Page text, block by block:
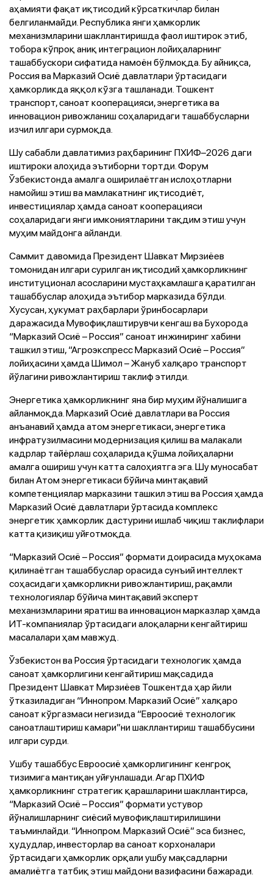
аҳамияти фақат иқтисодий кўрсаткичлар билан
белгиланмайди. Республика янги ҳамкорлик
механизмларини шакллантиришда фаол иштирок этиб,
тобора кўпроқ аниқ интеграцион лойиҳаларнинг
ташаббускори сифатида намоён бўлмоқда. Бу айниқса,
Россия ва Марказий Осиё давлатлари ўртасидаги
ҳамкорликда яққол кўзга ташланади. Тошкент
транспорт, саноат кооперацияси, энергетика ва
инновацион ривожланиш соҳаларидаги ташаббусларни
изчил илгари сурмоқда.
Шу сабабли давлатимиз раҳбарининг ПХИФ–2026 даги
иштироки алоҳида эътиборни тортди. Форум
Ўзбекистонда амалга оширилаётган ислоҳотларни
намойиш этиш ва мамлакатнинг иқтисодиёт,
инвестициялар ҳамда саноат кооперацияси
соҳаларидаги янги имкониятларини тақдим этиш учун
муҳим майдонга айланди.
Саммит давомида Президент Шавкат Мирзиёев
томонидан илгари сурилган иқтисодий ҳамкорликнинг
институционал асосларини мустаҳкамлашга қаратилган
ташаббуслар алоҳида эътибор марказида бўлди.
Хусусан, ҳукумат раҳбарлари ўринбосарлари
даражасида Мувофиқлаштирувчи кенгаш ва Бухорода
“Марказий Осиё – Россия” саноат инжиниринг хабини
ташкил этиш, “Агроэкспресс Марказий Осиё – Россия”
лойиҳасини ҳамда Шимол – Жануб халқаро транспорт
йўлагини ривожлантириш таклиф этилди.
Энергетика ҳамкорликнинг яна бир муҳим йўналишига
айланмоқда. Марказий Осиё давлатлари ва Россия
анъанавий ҳамда атом энергетикаси, энергетика
инфратузилмасини модернизация қилиш ва малакали
кадрлар тайёрлаш соҳаларида қўшма лойиҳаларни
амалга ошириш учун катта салоҳиятга эга. Шу муносабат
билан Атом энергетикаси бўйича минтақавий
компетенциялар марказини ташкил этиш ва Россия ҳамда
Марказий Осиё давлатлари ўртасида комплекс
энергетик ҳамкорлик дастурини ишлаб чиқиш таклифлари
катта қизиқиш уйғотмоқда.
“Марказий Осиё – Россия” формати доирасида муҳокама
қилинаётган ташаббуслар орасида сунъий интеллект
соҳасидаги ҳамкорликни ривожлантириш, рақамли
технологиялар бўйича минтақавий эксперт
механизмларини яратиш ва инновацион марказлар ҳамда
ИТ-компаниялар ўртасидаги алоқаларни кенгайтириш
масалалари ҳам мавжуд.
Ўзбекистон ва Россия ўртасидаги технологик ҳамда
саноат ҳамкорлигини кенгайтириш мақсадида
Президент Шавкат Мирзиёев Тошкентда ҳар йили
ўтказиладиган “Иннопром. Марказий Осиё” халқаро
саноат кўргазмаси негизида “Евроосиё технологик
саноатлаштириш камари”ни шакллантириш ташаббусини
илгари сурди.
Ушбу ташаббус Евроосиё ҳамкорлигининг кенгроқ
тизимига мантиқан уйғунлашади. Агар ПХИФ
ҳамкорликнинг стратегик қарашларини шакллантирса,
“Марказий Осиё – Россия” формати устувор
йўналишларнинг сиёсий мувофиқлаштирилишини
таъминлайди. “Иннопром. Марказий Осиё” эса бизнес,
ҳудудлар, инвесторлар ва саноат корхоналари
ўртасидаги ҳамкорлик орқали ушбу мақсадларни
амалиётга татбиқ этиш майдони вазифасини бажаради.